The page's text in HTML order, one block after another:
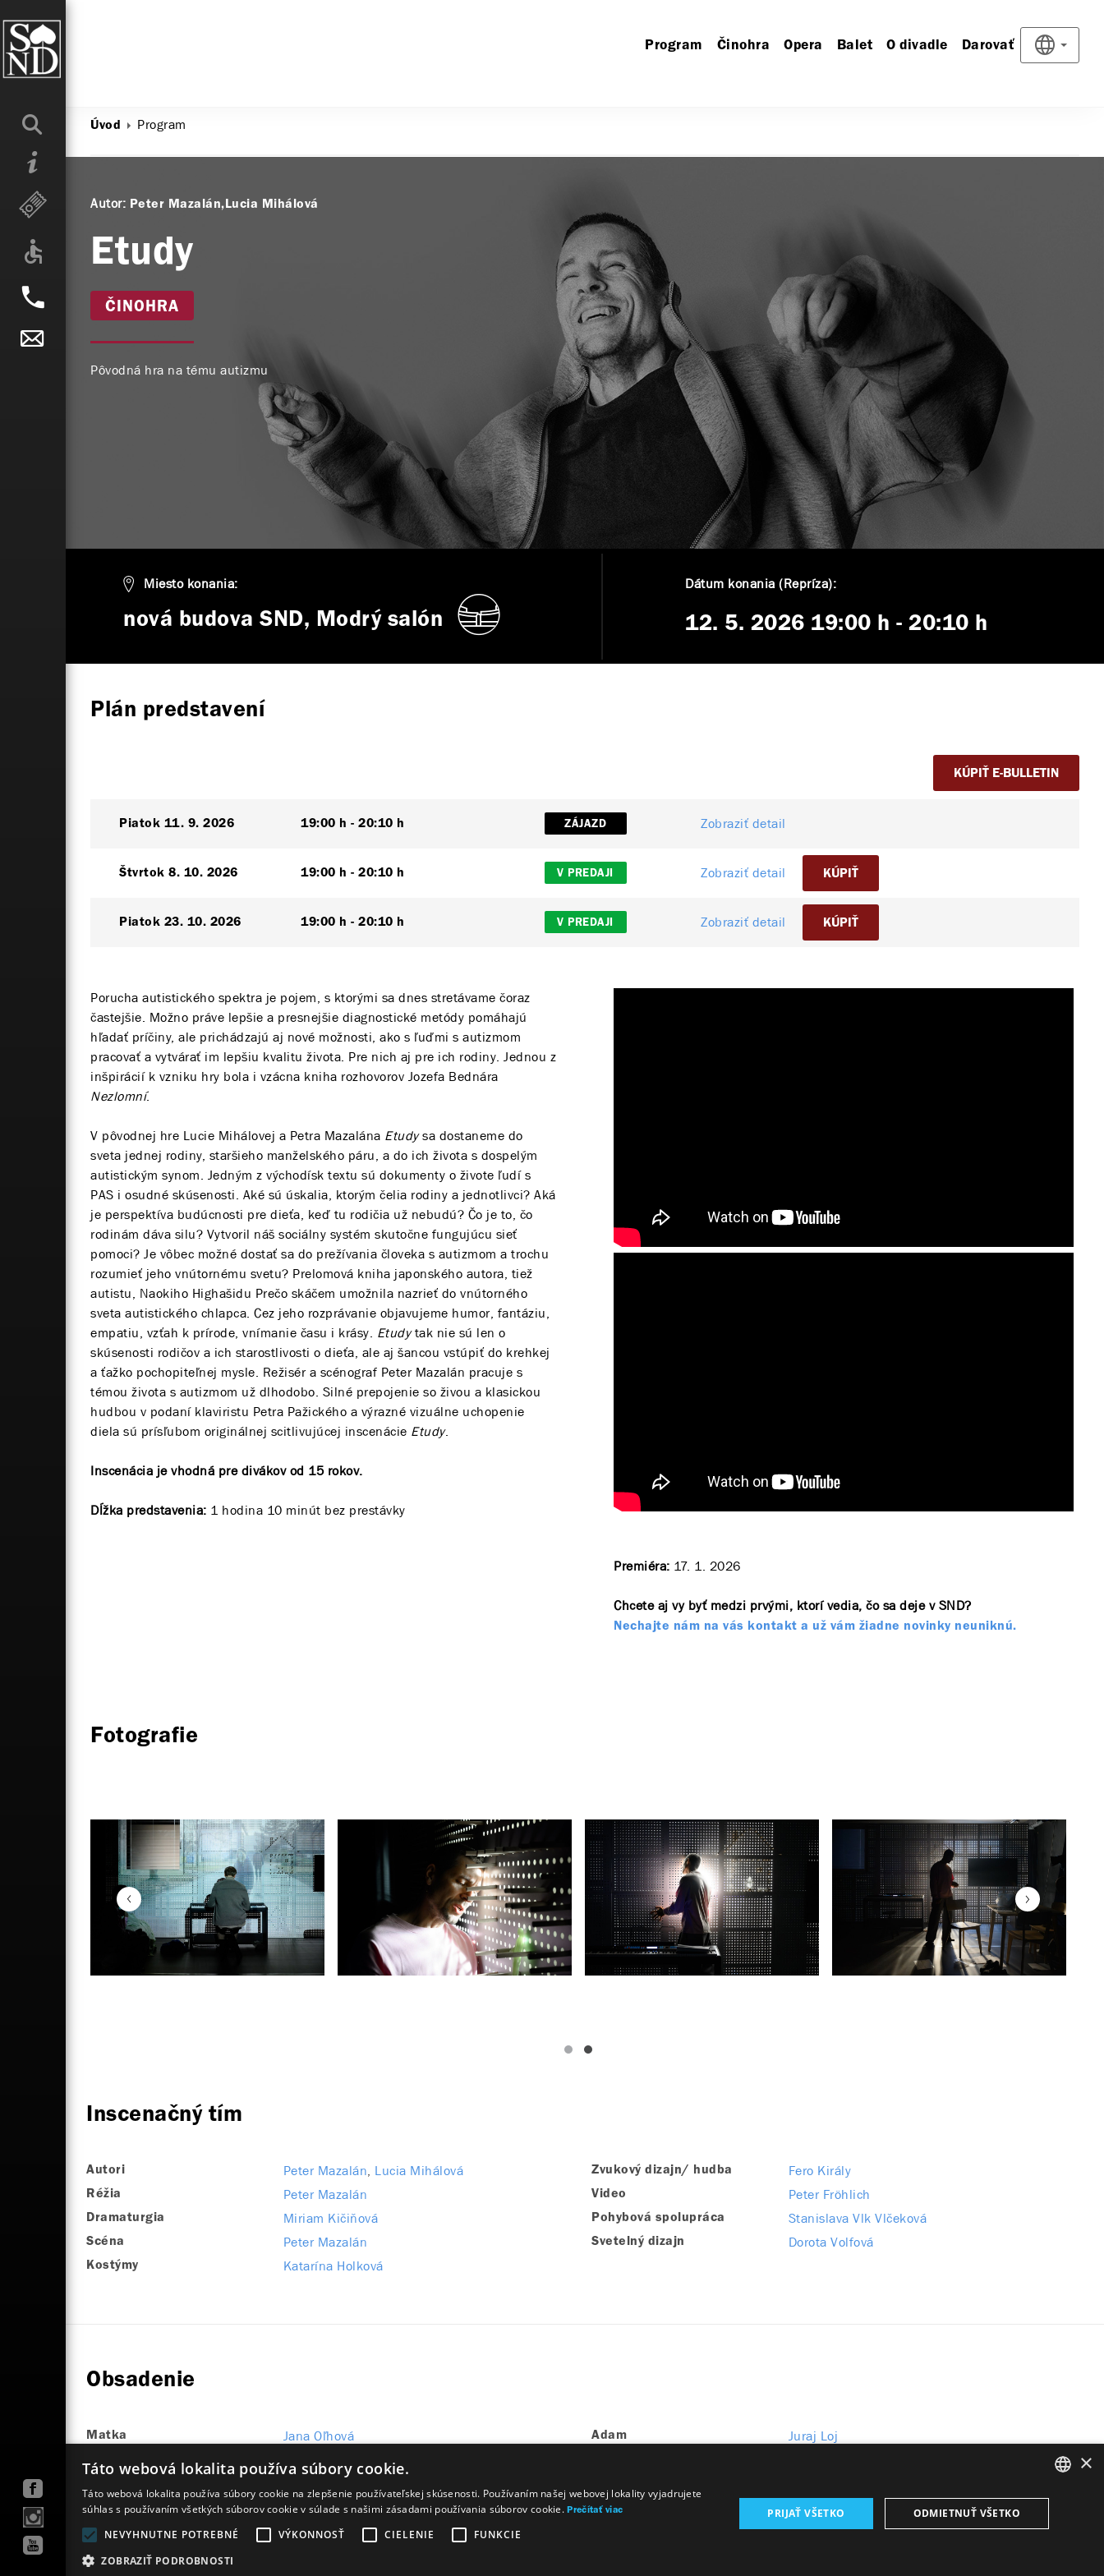
Program Činohra Opera Balet O divadle Darovať
Úvod Program
Autor: Peter Mazalán Lucia Mihálová
Etudy
ČINOHRA
Pôvodná hra na tému autizmu
Miesto konania:
nová budova SND, Modrý salón
Dátum konania (Repríza):
12. 5. 2026 19:00 h - 20:10 h
Plán predstavení
KÚPIŤ E-BULLETIN
Piatok 11. 9. 2026 19:00 h 20:10 h ZÁJAZD Zobraziť detail
Štvrtok 8. 10. 2026 19:00 h 20:10 h V PREDAJI Zobraziť detail KÚPIŤ
Piatok 23. 10. 2026 19:00 h 20:10 h V PREDAJI Zobraziť detail KÚPIŤ
Porucha autistického spektra je pojem, s ktorými sa dnes stretávame čoraz
častejšie. Možno práve lepšie a presnejšie diagnostické metódy pomáhajú
hľadať príčiny, ale prichádzajú aj nové možnosti, ako s ľuďmi s autizmom
pracovať a vytvárať im lepšiu kvalitu života. Pre nich aj pre ich rodiny. Jednou z
inšpirácií k vzniku hry bola i vzácna kniha rozhovorov Jozefa Bednára
Nezlomní.
V pôvodnej hre Lucie Mihálovej a Petra Mazalána Etudysa dostaneme do
sveta jednej rodiny, staršieho manželského páru, a do ich života s dospelým
autistickým synom. Jedným z východísk textu sú dokumenty o živote ľudí s
PAS i osudné skúsenosti. Aké sú úskalia, ktorým čelia rodiny a jednotlivci? Aká
je perspektíva budúcnosti pre dieťa, keď tu rodičia už nebudú? Čo je to, čo
rodinám dáva silu? Vytvoril náš sociálny systém skutočne fungujúcu sieť
pomoci? Je vôbec možné dostať sa do prežívania človeka s autizmom a trochu
rozumieť jeho vnútornému svetu? Prelomová kniha japonského autora, tiež
autistu, Naokiho Highašidu Prečo skáčem umožnila nazrieť do vnútorného
sveta autistického chlapca. Cez jeho rozprávanie objavujeme humor, fantáziu,
empatiu, vzťah k prírode, vnímanie času i krásy. Etudytak nie sú len o
skúsenosti rodičov a ich starostlivosti o dieťa, ale aj šancou vstúpiť do krehkej
a ťažko pochopiteľnej mysle. Režisér a scénograf Peter Mazalán pracuje s
témou života s autizmom už dlhodobo. Silné prepojenie so živou a klasickou
hudbou v podaní klaviristu Petra Pažického a výrazné vizuálne uchopenie
diela sú prísľubom originálnej scitlivujúcej inscenácie Etudy.
Inscenácia je vhodná pre divákov od 15 rokov.
Dĺžka predstavenia: 1 hodina 10 minút bez prestávky
Premiéra: 17. 1. 2026
Chcete aj vy byť medzi prvými, ktorí vedia, čo sa deje v SND?
Nechajte nám na vás kontakt a už vám žiadne novinky neuniknú.
Fotografie
Inscenačný tím
Autori Peter Mazalán Lucia Mihálová
Réžia Peter Mazalán
Dramaturgia Miriam Kičiňová
Scéna Peter Mazalán
Kostýmy Katarína Holková
Zvukový dizajn/ hudba Fero Király
Video Peter Fröhlich
Pohybová spolupráca Stanislava Vlk Vlčeková
Svetelný dizajn Dorota Volfová
Obsadenie
Matka Jana Oľhová
František Kovár
Adam Juraj Loj
×
Táto webová lokalita používa súbory cookie.
Táto webová lokalita používa súbory cookie na zlepšenie používateľskej skúsenosti. Používaním našej webovej lokality vyjadrujete
súhlas s používaním všetkých súborov cookie v súlade s našimi zásadami používania súborov cookie.Prečítať viac
NEVYHNUTNE POTREBNÉ VÝKONNOSŤ CIELENIE
FUNKCIE
ZOBRAZIŤ PODROBNOSTI
PRIJAŤ VŠETKO ODMIETNUŤ VŠETKO